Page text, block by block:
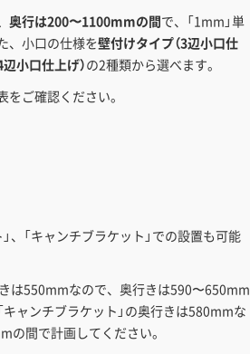
奥行は200〜1100mmの間で、「1mm」単
、小口の仕様を壁付けタイプ（3辺小口仕
小口仕上げ）の2種類から選べます。
ご確認ください。
、「キャンチブラケット」での設置も可能
きは550mmなので、奥行きは590〜650mm
ャンチブラケット」の奥行きは580mmな
の間で計画してください。